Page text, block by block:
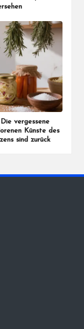
vergessene
Künste des
sind zurück